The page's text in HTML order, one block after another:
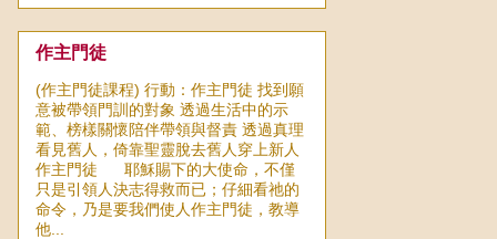
作主門徒
(作主門徒課程) 行動：作主門徒 找到願
意被帶領門訓的對象 透過生活中的示
範、榜樣關懷陪伴帶領與督責 透過真理
看見舊人，倚靠聖靈脫去舊人穿上新人
作主門徒 耶穌賜下的大使命，不僅
只是引領人決志得救而已；仔細看祂的
命令，乃是要我們使人作主門徒，教導
他...